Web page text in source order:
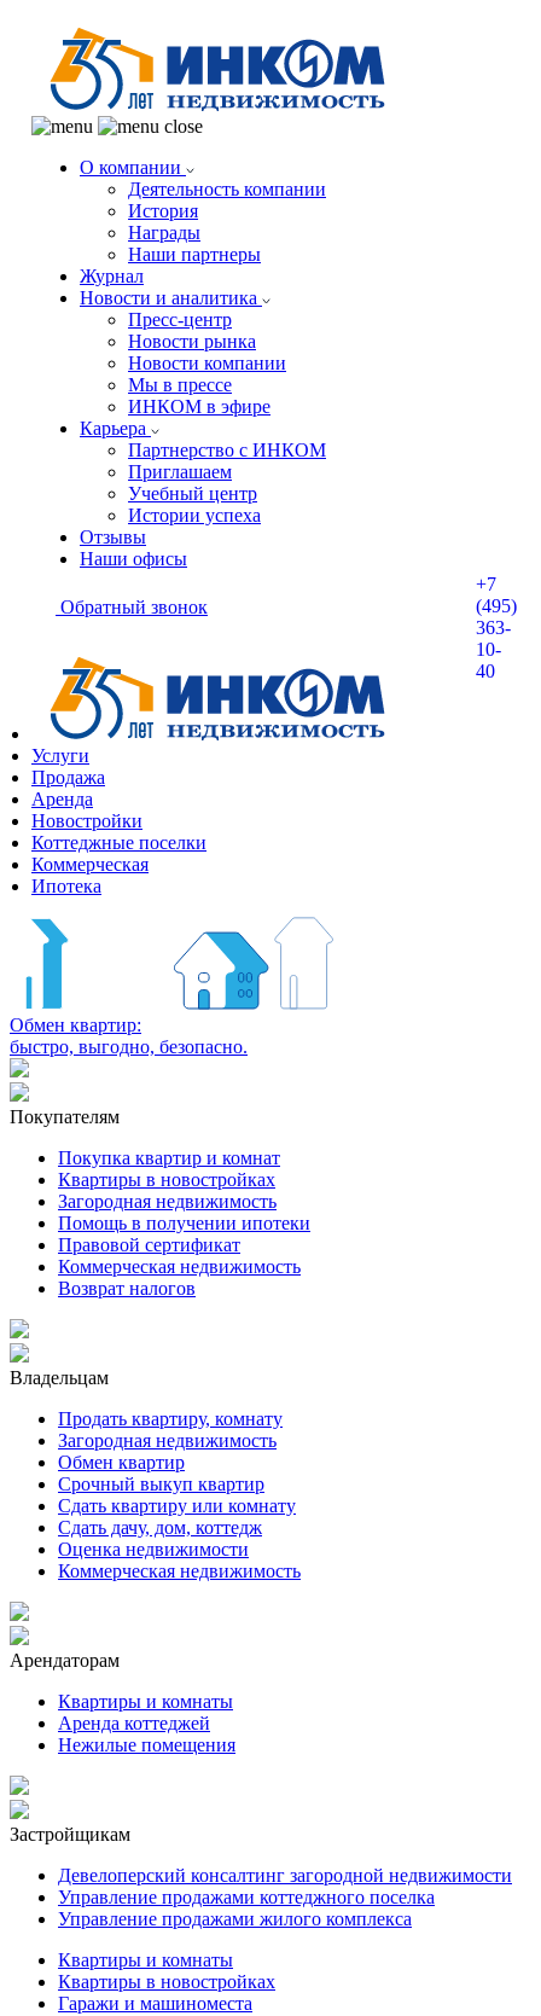
О компании
Деятельность компании
История
Награды
Наши партнеры
Журнал
Новости и аналитика
Пресс-центр
Новости рынка
Новости компании
Мы в прессе
ИНКОМ в эфире
Карьера
Партнерство с ИНКОМ
Приглашаем
Учебный центр
Истории успеха
Отзывы
Наши офисы
+7
(495)
363-
10-
40
Обратный звонок
Услуги
Продажа
Аренда
Новостройки
Коттеджные поселки
Коммерческая
Ипотека
Обмен квартир:
быстро, выгодно, безопасно.
Покупателям
Покупка квартир и комнат
Квартиры в новостройках
Загородная недвижимость
Помощь в получении ипотеки
Правовой сертификат
Коммерческая недвижимость
Возврат налогов
Владельцам
Продать квартиру, комнату
Загородная недвижимость
Обмен квартир
Срочный выкуп квартир
Сдать квартиру или комнату
Сдать дачу, дом, коттедж
Оценка недвижимости
Коммерческая недвижимость
Арендаторам
Квартиры и комнаты
Аренда коттеджей
Нежилые помещения
Застройщикам
Девелоперский консалтинг загородной недвижимости
Управление продажами коттеджного поселка
Управление продажами жилого комплекса
Квартиры и комнаты
Квартиры в новостройках
Гаражи и машиноместа